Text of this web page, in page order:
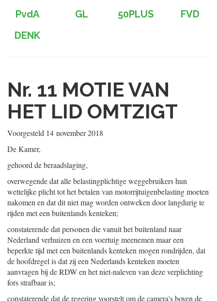
PvdA
GL 50PLUS
FVD
DENK
Nr. 11 MOTIE VAN
HET LID OMTZIGT
Voorgesteld 14 november 2018
De Kamer,
gehoord de beraadslaging,
overwegende dat alle belastingplichtige weggebruikers hun
wettelijke plicht tot het betalen van motorrijtuigenbelasting moeten
nakomen en dat dit niet mag worden ontweken door langdurig te
rijden met een buitenlands kenteken;
constaterende dat personen die vanuit het buitenland naar
Nederland verhuizen en een voertuig meenemen maar een
beperkte tijd met een buitenlands kenteken mogen rondrijden, dat
de hoofdregel is dat zij een Nederlands kenteken moeten
aanvragen bij de RDW en het niet-naleven van deze verplichting
fors strafbaar is;
constaterende dat de regering voorstelt om de camera's boven de